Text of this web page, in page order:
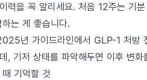
력을 꼭 알리세요. 처음 12주는 기
는 게 좋습니다.
년 가이드라인에서 GLP-1 처방
, 기저 상태를 파악해두면 이후 변
기억할 것